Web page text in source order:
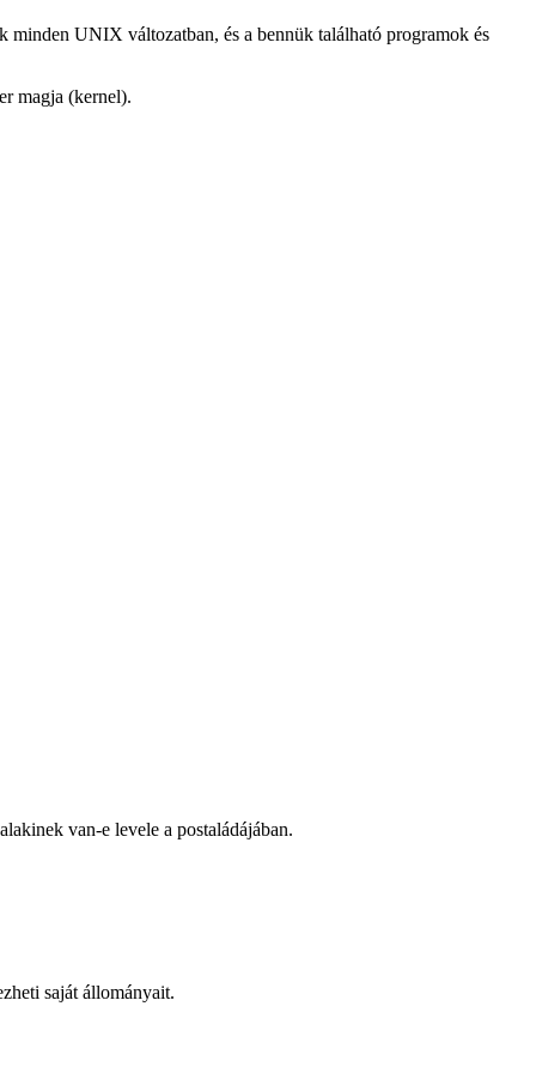
UNIX változatban, és a bennük található programok és
magja (kernel).
van-e levele a postaládájában.
saját állományait.